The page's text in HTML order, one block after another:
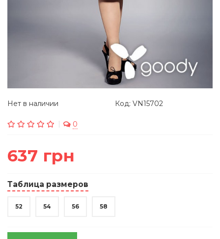
Нет в наличии Код: VN15702
0
637 грн
Таблица размеров
52 54 56 58